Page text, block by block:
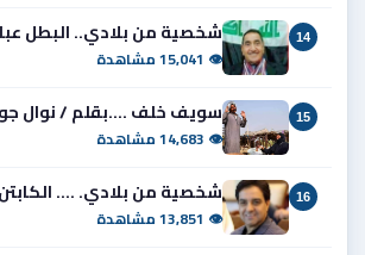
14 شخصية من بلادي.. البطل
👁 15,041 مشاهدة
15 سويف خلف ....بقلم / نوال
👁 14,683 مشاهدة
16 شخصية من بلادي. ....
👁 13,851 مشاهدة